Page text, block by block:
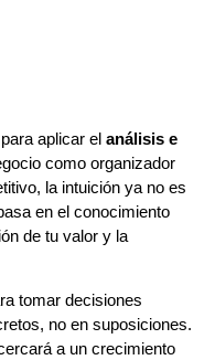
aplicar el análisis e
como organizador
la intuición ya no es
en el conocimiento
de tu valor y la
tomar decisiones
no en suposiciones.
a un crecimiento